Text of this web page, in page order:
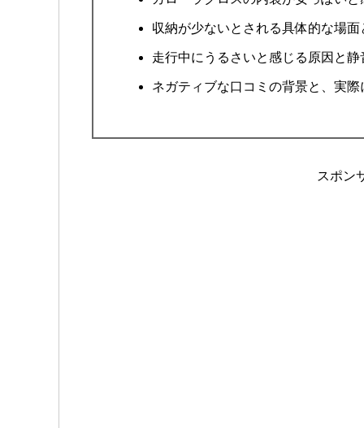
収納が少ないとされる具体的な場
走行中にうるさいと感じる原因と
ネガティブな口コミの背景と、実
スポン